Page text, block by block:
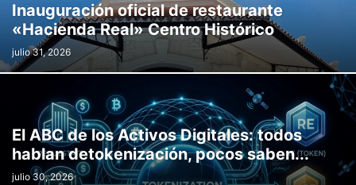
Inauguración oficial de restaurante
«Hacienda Real» Centro Histórico
julio 31, 2026
El ABC de los Activos Digitales: todos
hablan detokenización, pocos saben...
julio 30, 2026